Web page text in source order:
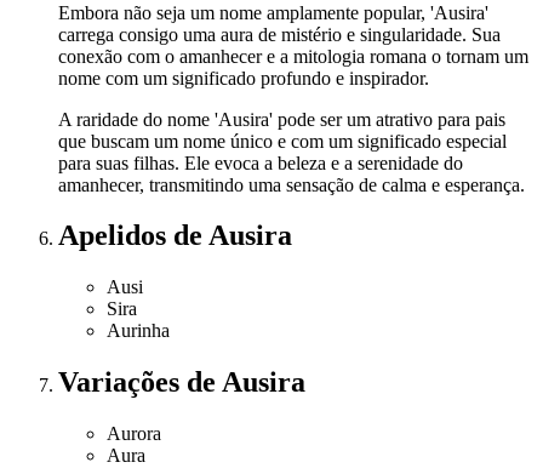
Embora não seja um nome amplamente popular, 'Ausira'
carrega consigo uma aura de mistério e singularidade. Sua
conexão com o amanhecer e a mitologia romana o tornam um
nome com um significado profundo e inspirador.
A raridade do nome 'Ausira' pode ser um atrativo para pais
que buscam um nome único e com um significado especial
para suas filhas. Ele evoca a beleza e a serenidade do
amanhecer, transmitindo uma sensação de calma e esperança.
Apelidos de Ausira
Ausi
Sira
Aurinha
Variações de Ausira
Aurora
Aura